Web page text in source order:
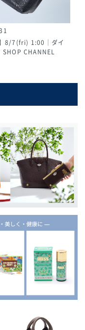
】8/7(fri) 1:00｜ダイ
SHOP CHANNEL